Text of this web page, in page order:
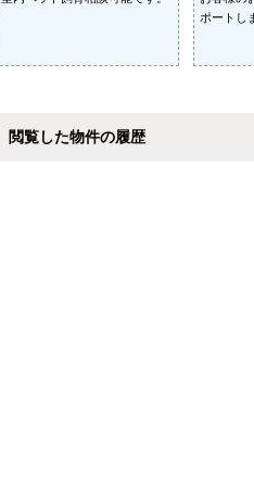
ポートし
閲覧した物件の履歴